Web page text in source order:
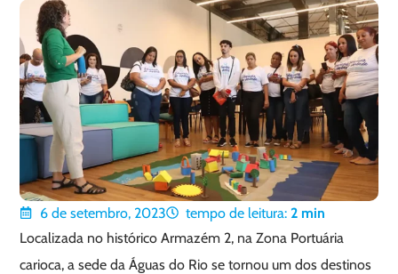
6 de setembro, 2023 tempo de leitura: 2 min
Localizada no histórico Armazém 2, na Zona Portuária
carioca, a sede da Águas do Rio se tornou um dos destinos